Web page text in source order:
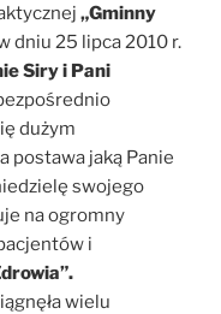
„Gminny
dniu 25 lipca 2010 r.
Siry i Pani
dużym
postawa jaką Panie
swojego
na ogromny
i
wielu